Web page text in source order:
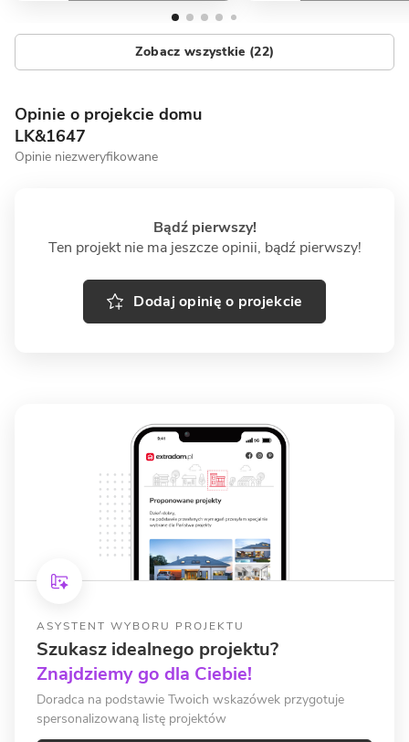
Zobacz wszystkie (22)
Opinie o projekcie domu
LK&1647
Opinie niezweryfikowane
Bądź pierwszy!
Ten projekt nie ma jeszcze opinii, bądź pierwszy!
Dodaj opinię o projekcie
ASYSTENT WYBORU PROJEKTU
Szukasz idealnego projektu?
Znajdziemy go dla Ciebie!
Doradca na podstawie Twoich wskazówek przygotuje
spersonalizowaną listę projektów